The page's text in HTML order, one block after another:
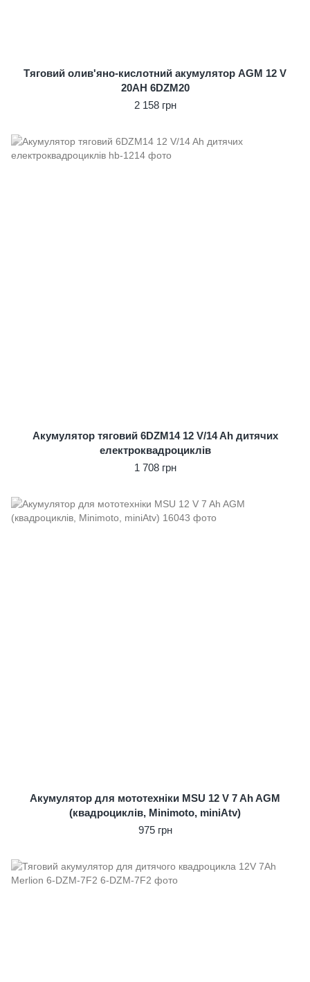
Тяговий олив'яно-кислотний акумулятор AGM 12 V
20AH 6DZM20
2 158 грн
Акумулятор тяговий 6DZM14 12 V/14 Ah дитячих
електроквадроциклів
1 708 грн
Акумулятор для мототехніки MSU 12 V 7 Ah AGM
(квадроциклів, Minimoto, miniAtv)
975 грн